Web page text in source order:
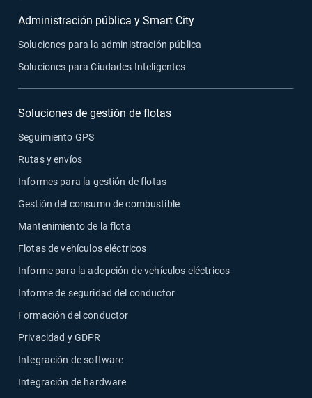
Administración pública y Smart City
Soluciones para la administración pública
Soluciones para Ciudades Inteligentes
Soluciones de gestión de flotas
Seguimiento GPS
Rutas y envíos
Informes para la gestión de flotas
Gestión del consumo de combustible
Mantenimiento de la flota
Flotas de vehículos eléctricos
Informe para la adopción de vehículos eléctricos
Informe de seguridad del conductor
Formación del conductor
Privacidad y GDPR
Integración de software
Integración de hardware